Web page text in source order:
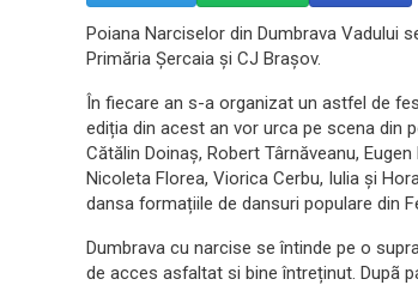
Poiana Narciselor din Dumbrava Vadului
Primăria Șercaia și CJ Brașov.
În fiecare an s-a organizat un astfel de
ediția din acest an vor urca pe scena din
Cătălin Doinaș, Robert Târnăveanu,
Nicoleta Florea, Viorica Cerbu, Iulia și
dansa formațiile de dansuri populare din
Dumbrava cu narcise se întinde pe o
de acces asfaltat si bine întreținut. Dupã